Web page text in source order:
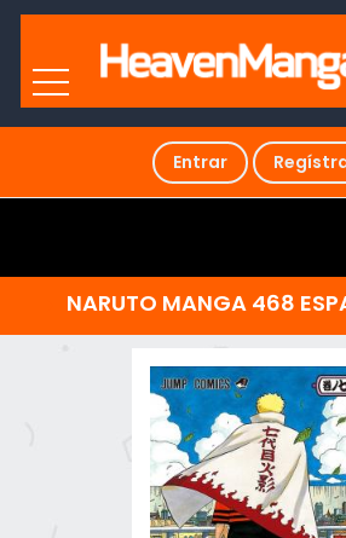
Entrar
NARUTO MANGA 468